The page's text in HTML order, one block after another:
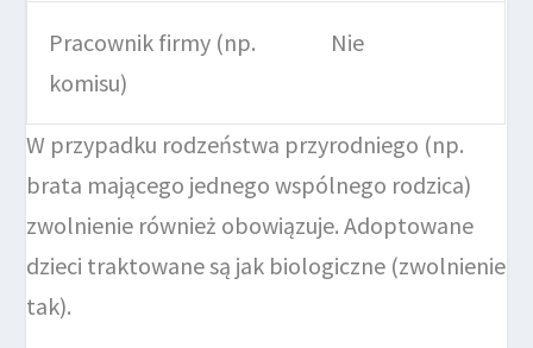
Pracownik firmy (np.
komisu)
Nie
W przypadku rodzeństwa przyrodniego (np.
brata mającego jednego wspólnego rodzica)
zwolnienie również obowiązuje. Adoptowane
dzieci traktowane są jak biologiczne (zwolnienie
tak).